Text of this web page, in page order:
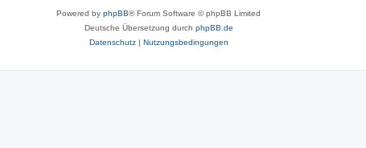
Powered by phpBB® Forum Software © phpBB Limited
Deutsche Übersetzung durch phpBB.de
Datenschutz| Nutzungsbedingungen